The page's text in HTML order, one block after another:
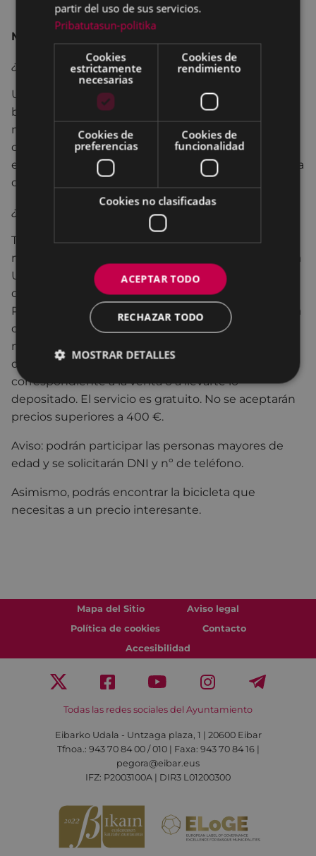
Mercado de bicicletas de segunda mano:
¿Qué es?
Una iniciativa para fomentar la reutilización de
bicicletas usadas y objetos relacionados con la
movilidad sostenible (patines, patinetes, triciclos,
cascos...). Puede participar toda la ciudadanía en
este mercado de compraventa mediante el sistema
de depósito.
¿Cómo puedes participar?
Trae la bicicleta u objetos que quieras vender el
mismo sábado entre las 9:00h y las 10:00h a la plaza
Unzaga. Quedarán registradas en el servicio de
depósito, con el precio que consideres oportuno.
Puedes depositar más de un objeto. El equipo de la
organización se encargará de su cuidado y venta
mientras el mercado esté abierto. A las 14:00h
deberás volver, a recoger el importe
correspondiente a la venta o a llevarte lo
depositado. El servicio es gratuito. No se aceptarán
precios superiores a 400 €.
Aviso: podrán participar las personas mayores de
edad y se solicitarán DNI y nº de teléfono.
Asimismo, podrás encontrar la bicicleta que
necesitas a un precio interesante.
Mapa del Sitio
Aviso legal
Política de cookies
Contacto
Accesibilidad
Todas las redes sociales del Ayuntamiento
Eibarko Udala - Untzaga plaza, 1 | 20600 Eibar
Tfnoa.: 943 70 84 00 / 010 | Faxa: 943 70 84 16 |
pegora@eibar.eus
IFZ: P2003100A | DIR3 L01200300
partir del uso de sus servicios.
Pribatutasun-politika
Cookies
estrictamente
necesarias
Cookies de
rendimiento
Cookies de
preferencias
Cookies de
funcionalidad
Cookies no clasificadas
ACEPTAR TODO
RECHAZAR TODO
MOSTRAR DETALLES